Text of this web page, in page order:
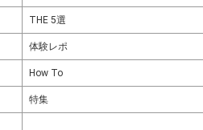
THE 5選
体験レポ
How To
特集